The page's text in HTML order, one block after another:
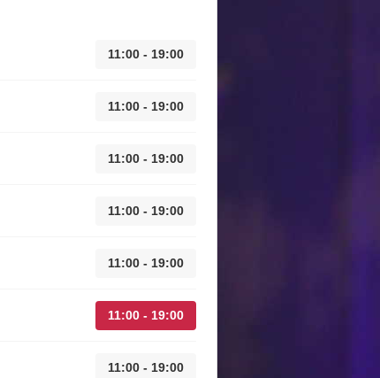
11:00 - 19:00
11:00 - 19:00
11:00 - 19:00
11:00 - 19:00
11:00 - 19:00
11:00 - 19:00
11:00 - 19:00